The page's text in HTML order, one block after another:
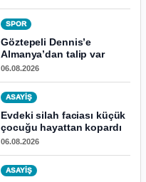
SPOR
Göztepeli Dennis’e
Almanya’dan talip var
06.08.2026
ASAYİŞ
Evdeki silah faciası küçük
çocuğu hayattan kopardı
06.08.2026
ASAYİŞ